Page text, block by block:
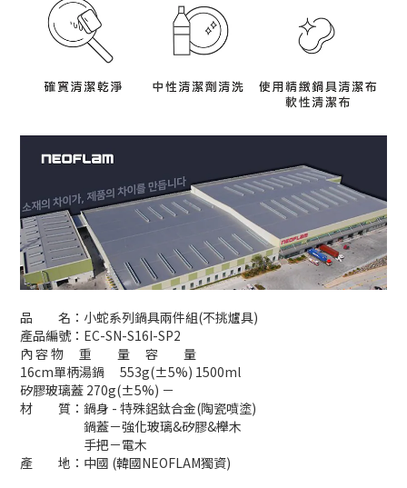
品 名：小蛇系列鍋具兩件組(不挑爐具)
產品編號：EC-SN-S16I-SP2
內 容 物 重 量 容 量
16cm單柄湯鍋 553g(±5%) 1500ml
矽膠玻璃蓋 270g(±5%) －
材 質：鍋身 - 特殊鋁鈦合金(陶瓷噴塗)
鍋蓋－強化玻璃&矽膠&櫸木
手把－電木
產 地：中國 (韓國NEOFLAM獨資)